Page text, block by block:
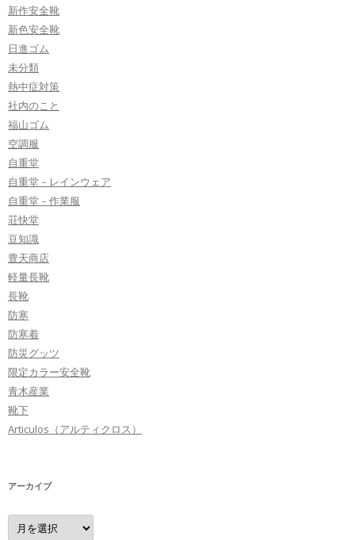
新作安全靴
新色安全靴
日進ゴム
未分類
熱中症対策
社内のこと
福山ゴム
空調服
自重堂
自重堂－レインウェア
自重堂－作業服
荘快堂
豆知識
豊天商店
軽量長靴
長靴
防寒
防寒着
防災グッツ
限定カラー安全靴
青木産業
靴下
Articulos（アルティクロス）
アーカイブ
ア
ー